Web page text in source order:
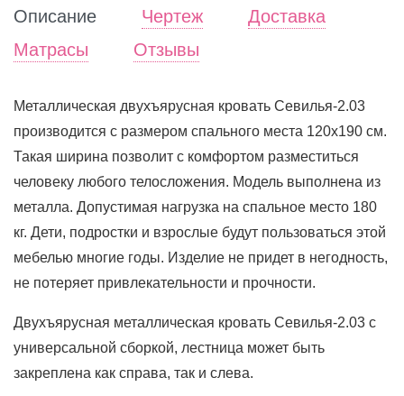
Описание Чертеж
Доставка
Матрасы
Отзывы
Металлическая двухъярусная кровать Севилья-2.03
производится с размером спального места 120х190 см.
Такая ширина позволит с комфортом разместиться
человеку любого телосложения. Модель выполнена из
металла. Допустимая нагрузка на спальное место 180
кг. Дети, подростки и взрослые будут пользоваться этой
мебелью многие годы. Изделие не придет в негодность,
не потеряет привлекательности и прочности.
Двухъярусная металлическая кровать Севилья-2.03 с
универсальной сборкой, лестница может быть
закреплена как справа, так и слева.